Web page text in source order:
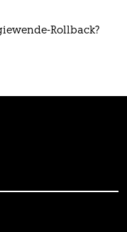
Rollback?